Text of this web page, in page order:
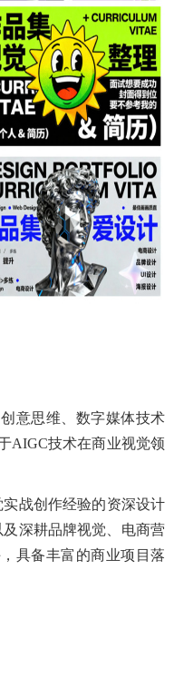
创意思维 、数字媒体技术
AIGC技术在商业视觉领
战创作经验的资深设计
深耕品牌视觉、电商营
具备丰富的商业项目落